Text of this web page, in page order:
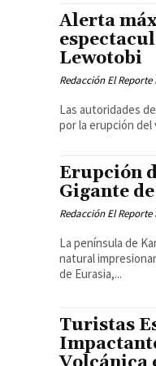
Alerta
Lewotobi
Redacción El
Las autoridades
por la erupción del
Erupción
Gigante
Redacción El
La península de
natural
de Eurasia,...
Turistas